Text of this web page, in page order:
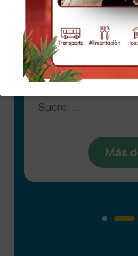
LA PAZ - UYUNI
8 dias
Sucre: ...
Más